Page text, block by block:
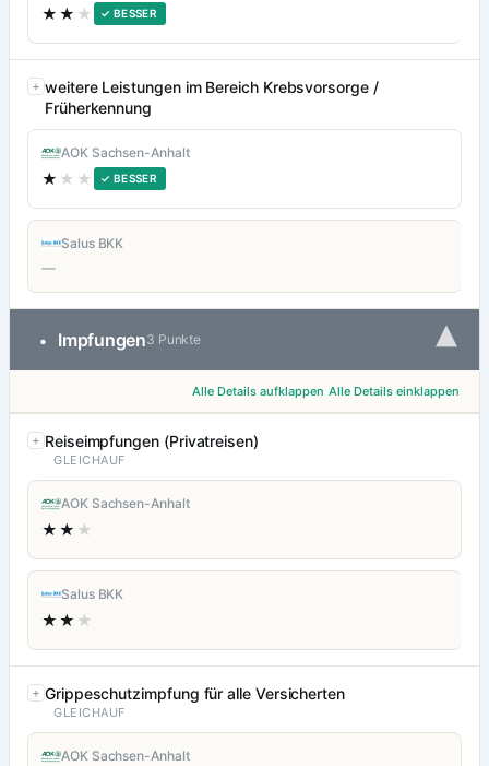
★★ ★ ✓ BESSER
weitere Leistungen im Bereich Krebsvorsorge /
Früherkennung
AOK Sachsen-Anhalt
★ ★★ ✓ BESSER
Salus BKK
—
• Impfungen3 Punkte ▾
Alle Details aufklappen Alle Details einklappen
Reiseimpfungen (Privatreisen)
GLEICHAUF
AOK Sachsen-Anhalt
★★ ★
Salus BKK
★★ ★
Grippeschutzimpfung für alle Versicherten
GLEICHAUF
AOK Sachsen-Anhalt